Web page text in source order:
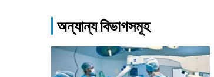
অন্যান্য বিভাগসমূহ